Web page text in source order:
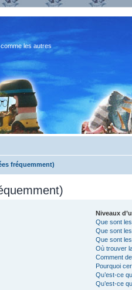
les autres
fréquemment)
Niveaux
Que sont
Que sont
Que sont
Où trouver
Comment
Pourquoi
Qu’est-ce
Qu’est-ce